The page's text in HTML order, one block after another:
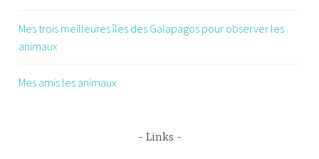
Mes trois meilleures îles des Galapagos pour observer les
animaux
Mes amis les animaux
Links